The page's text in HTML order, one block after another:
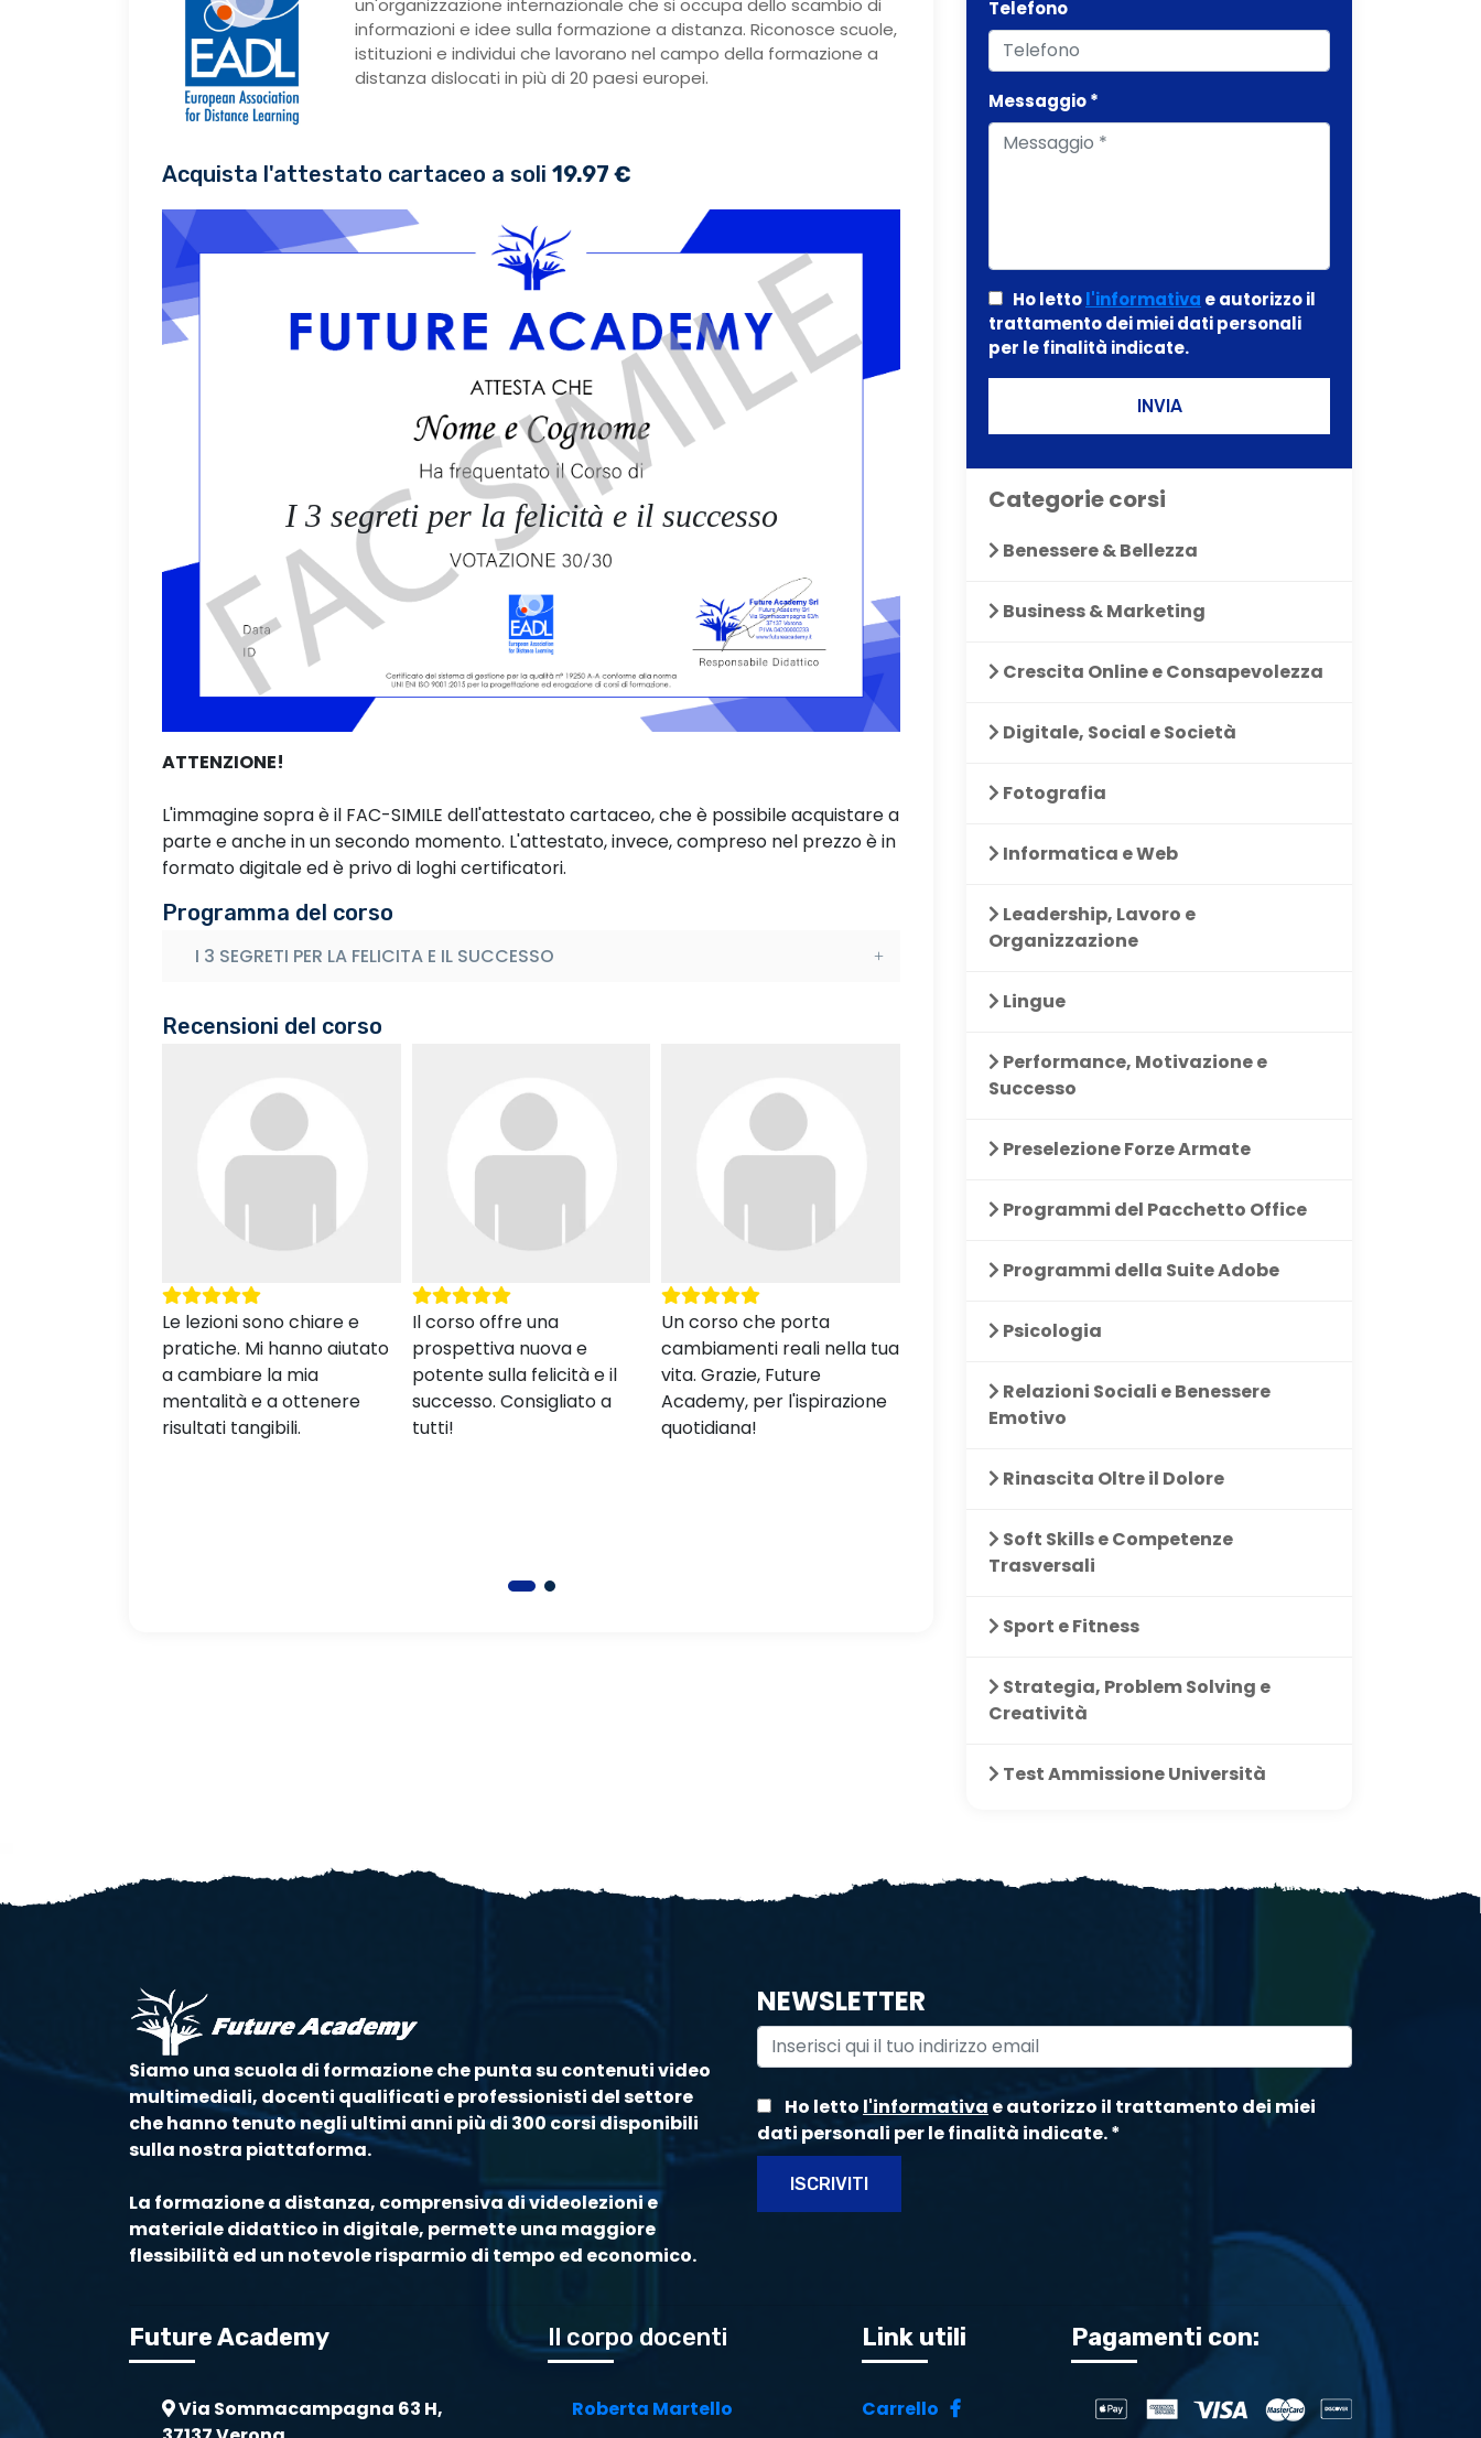
un'organizzazione internazionale che si occupa dello scambio di
informazioni e idee sulla formazione a distanza. Riconosce scuole,
istituzioni e individui che lavorano nel campo della formazione a
distanza dislocati in più di 20 paesi europei.
Acquista l'attestato cartaceo a soli 19.97 €
I 3 segreti per la felicità e il successo
ATTENZIONE!
L'immagine sopra è il FAC-SIMILE dell'attestato cartaceo, che è possibile acquistare a
parte e anche in un secondo momento. L'attestato, invece, compreso nel prezzo è in
formato digitale ed è privo di loghi certificatori.
Programma del corso
I 3 SEGRETI PER LA FELICITA E IL SUCCESSO
Recensioni del corso
Il corso offre una
prospettiva nuova e
potente sulla felicità e il
successo. Consigliato a
tutti!
Un corso che porta
cambiamenti reali nella tua
vita. Grazie, Future
Academy, per l'ispirazione
quotidiana!
Molto facile seguire
l'insegnante perché ha un
buon modo di esporre... Di
facile comprensione anche
gli esercizi e molto bello il
Ricco di spunti di riflessione,
oltre che per il successo,
crescita personale. Buono il
materiale per studiare e
mentalità e a ottenere
Telefono
Messaggio *
Ho lettol'informativa e autorizzo il
trattamento dei miei dati personali
per le finalità indicate.
INVIA
Categorie corsi
Benessere & Bellezza
Business & Marketing
Crescita Online e Consapevolezza
Digitale, Social e Società
Fotografia
Informatica e Web
Leadership, Lavoro e
Organizzazione
Lingue
Performance, Motivazione e
Successo
Preselezione Forze Armate
Programmi del Pacchetto Office
Programmi della Suite Adobe
Psicologia
Relazioni Sociali e Benessere
Emotivo
Rinascita Oltre il Dolore
Soft Skills e Competenze
Trasversali
Sport e Fitness
Strategia, Problem Solving e
Creatività
Test Ammissione Università
Siamo una scuola di formazione che punta su contenuti video
multimediali, docenti qualificati e professionisti del settore
che hanno tenuto negli ultimi anni più di 300 corsi disponibili
sulla nostra piattaforma.
La formazione a distanza, comprensiva di videolezioni e
materiale didattico in digitale, permette una maggiore
flessibilità ed un notevole risparmio di tempo ed economico.
NEWSLETTER
Ho letto l'informativa e autorizzo il trattamento dei miei
dati personali per le finalità indicate.*
ISCRIVITI
Future Academy
Via Sommacampagna 63 H,
Il corpo docenti
Roberta Martello
Link utili
Carrello
Pagamenti con: